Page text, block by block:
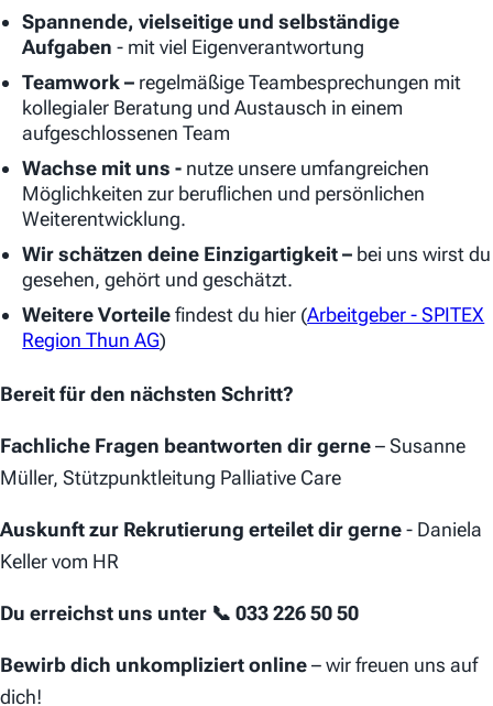
Spannende, vielseitige und selbständige
Aufgaben - mit viel Eigenverantwortung
Teamwork – regelmäßige Teambesprechungen mit
kollegialer Beratung und Austausch in einem
aufgeschlossenen Team
Wachse mit uns - nutze unsere umfangreichen
Möglichkeiten zur beruflichen und persönlichen
Weiterentwicklung.
Wir schätzen deine Einzigartigkeit – bei uns wirst du
gesehen, gehört und geschätzt.
Weitere Vorteilefindest du hier (Arbeitgeber - SPITEX
Region Thun AG)
Bereit für den nächsten Schritt?
Fachliche Fragen beantworten dir gerne– Susanne
Müller, Stützpunktleitung Palliative Care
Auskunft zur Rekrutierung erteilet dir gerne- Daniela
Keller vom HR
Du erreichst uns unter 📞 033 226 50 50
Bewirb dich unkompliziert online– wir freuen uns auf
dich!